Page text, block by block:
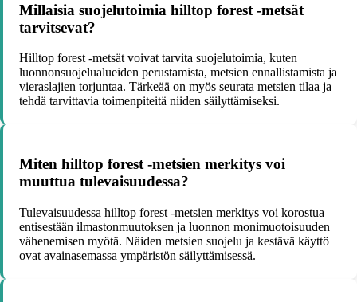
Millaisia suojelutoimia hilltop forest -metsät
tarvitsevat?
Hilltop forest -metsät voivat tarvita suojelutoimia, kuten
luonnonsuojelualueiden perustamista, metsien ennallistamista ja
vieraslajien torjuntaa. Tärkeää on myös seurata metsien tilaa ja
tehdä tarvittavia toimenpiteitä niiden säilyttämiseksi.
Miten hilltop forest -metsien merkitys voi
muuttua tulevaisuudessa?
Tulevaisuudessa hilltop forest -metsien merkitys voi korostua
entisestään ilmastonmuutoksen ja luonnon monimuotoisuuden
vähenemisen myötä. Näiden metsien suojelu ja kestävä käyttö
ovat avainasemassa ympäristön säilyttämisessä.